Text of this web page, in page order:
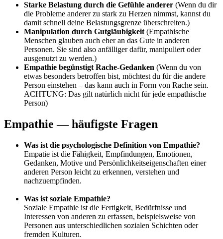
Starke Belastung durch die Gefühle anderer (Wenn du dir
die Probleme anderer zu stark zu Herzen nimmst, kannst du
damit schnell deine Belastungsgrenze überschreiten.)
Manipulation durch Gutgläubigkeit (Empathische
Menschen glauben auch eher an das Gute in anderen
Personen. Sie sind also anfälliger dafür, manipuliert oder
ausgenutzt zu werden.)
Empathie begünstigt Rache-Gedanken (Wenn du von
etwas besonders betroffen bist, möchtest du für die andere
Person einstehen – das kann auch in Form von Rache sein.
ACHTUNG: Das gilt natürlich nicht für jede empathische
Person)
Empathie — häufigste Fragen
Was ist die psychologische Definition von Empathie?
Empatie ist die Fähigkeit, Empfindungen, Emotionen,
Gedanken, Motive und Persönlichkeitseigenschaften einer
anderen Person leicht zu erkennen, verstehen und
nachzuempfinden.
Was ist soziale Empathie?
Soziale Empathie ist die Fertigkeit, Bedürfnisse und
Interessen von anderen zu erfassen, beispielsweise von
Personen aus unterschiedlichen sozialen Schichten oder
fremden Kulturen.